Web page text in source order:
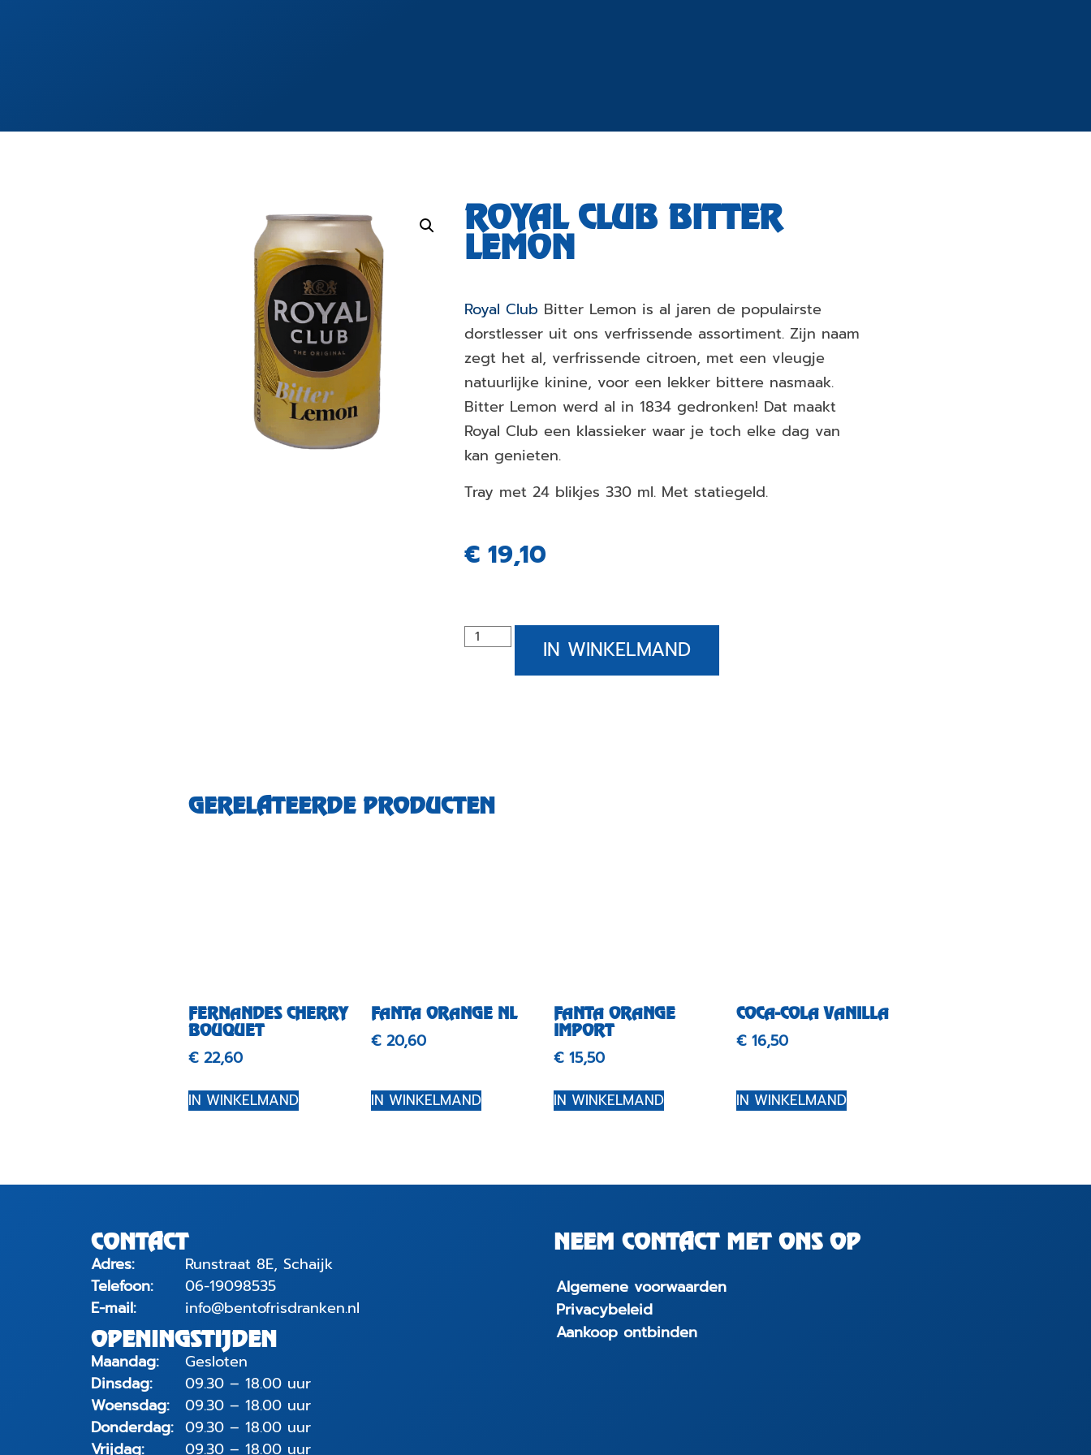
ROYAL CLUB BITTER
LEMON
Royal Club Bitter Lemon is al jaren de populairste
dorstlesser uit ons verfrissende assortiment. Zijn naam
zegt het al, verfrissende citroen, met een vleugje
natuurlijke kinine, voor een lekker bittere nasmaak.
Bitter Lemon werd al in 1834 gedronken! Dat maakt
Royal Club een klassieker waar je toch elke dag van
kan genieten.
Tray met 24 blikjes 330 ml. Met statiegeld.
€19,10
IN WINKELMAND
GERELATEERDE PRODUCTEN
FERNANDES CHERRY
BOUQUET
€22,60
IN WINKELMAND
FANTA ORANGE NL
€20,60
IN WINKELMAND
FANTA ORANGE
IMPORT
€15,50
IN WINKELMAND
COCA-COLA VANILLA
€16,50
IN WINKELMAND
CONTACT
Adres:
Telefoon:
E-mail:
Runstraat 8E, Schaijk
06-19098535
info@bentofrisdranken.nl
OPENINGSTIJDEN
Maandag:
Dinsdag:
Woensdag:
Donderdag:
Vrijdag:
Gesloten
09.30 – 18.00 uur
09.30 – 18.00 uur
09.30 – 18.00 uur
09.30 – 18.00 uur
NEEM CONTACT MET ONS OP
Algemene voorwaarden
Privacybeleid
Aankoop ontbinden